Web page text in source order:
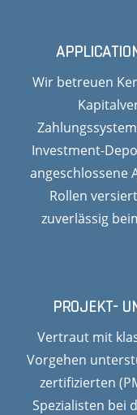
Wir betreuen
Investment-
angeschlossene
Rollen
zuverlässig
PROJEKT-
Vertraut mit
Vorgehen
zertifizierten
Spezialisten bei